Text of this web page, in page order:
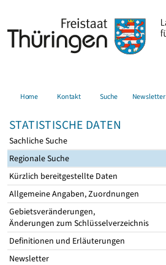
Home Kontakt Suche Newsletter
STATISTISCHE DATEN
Sachliche Suche
Regionale Suche
Kürzlich bereitgestellte Daten
Allgemeine Angaben, Zuordnungen
Gebietsveränderungen,
Änderungen zum Schlüsselverzeichnis
Definitionen und Erläuterungen
Newsletter